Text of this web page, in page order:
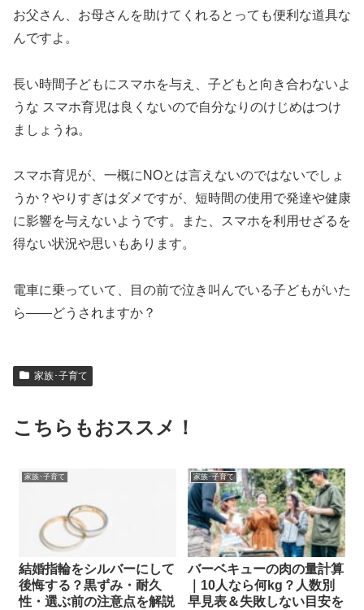
お父さん、お母さんを助けてくれるとっても便利な道具な
んですよ。
長い時間子どもにスマホを与え、子どもと向き合わないよ
うな スマホ育児は良くないので自分なりのけじめはつけ
ましょうね。
スマホ育児が、一概にNOとは言えないのではないでしょ
うか？やりすぎはダメですが、短時間の使用で発達や健康
に影響を与えないようです。また、スマホを利用せざるを
得ない状況や思いもあります。
電車に乗っていて、目の前で泣き叫んでいる子どもがいた
ら――どうされますか？
家族･子育て
こちらもおススメ！
家族･子育て
結婚指輪をシルバーにして
後悔する？黒ずみ・耐久
性・選ぶ前の注意点を解説
家族･子育て
バーベキューの肉の量計算
｜10人なら何kg？人数別
早見表＆失敗しない目安を